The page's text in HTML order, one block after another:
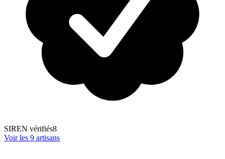
SIREN vérifiés8
Voir les 9 artisans